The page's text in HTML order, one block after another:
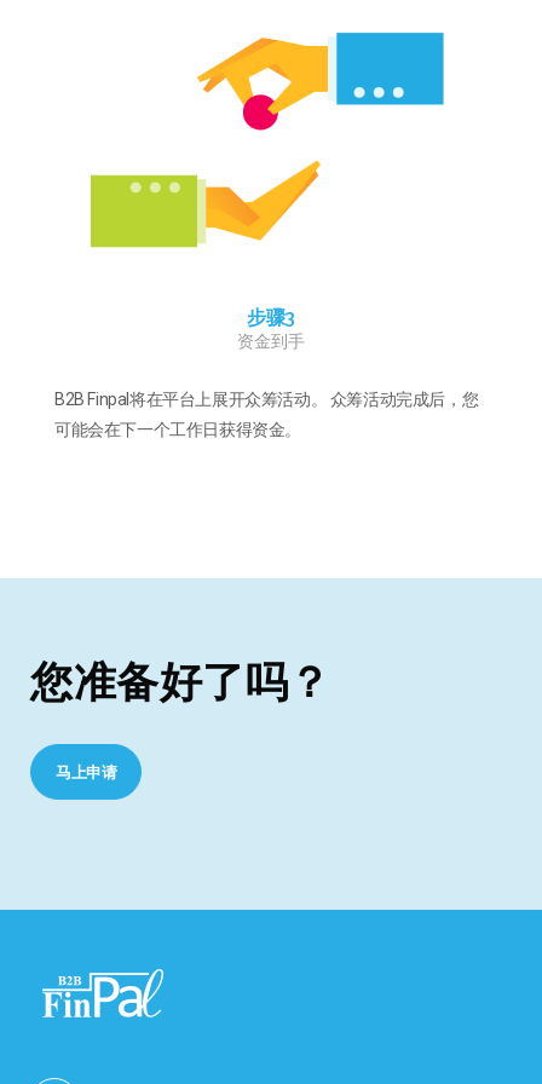
步骤3
资金到手
B2B Finpal将在平台上展开众筹活动。 众筹活动完成后，您
可能会在下一个工作日获得资金。
您准备好了吗？
马上申请